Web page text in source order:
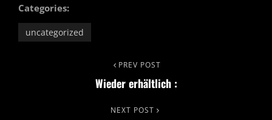
Categories:
uncategorized
PREV POST
Wieder erhältlich :
NEXT POST